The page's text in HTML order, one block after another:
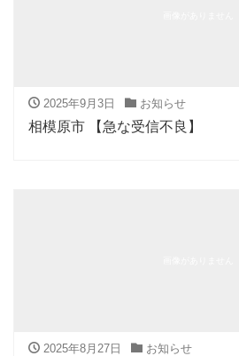
2025年9月3日 お知らせ
相模原市 【急な受信不良】
2025年8月27日 お知らせ